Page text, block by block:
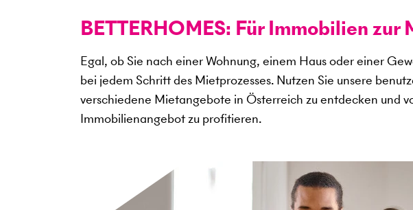
BETTERHOMES: Für Immobilien zur
Egal, ob Sie nach einer Wohnung, einem Haus oder einer
bei jedem Schritt des Mietprozesses. Nutzen Sie unsere
verschiedene Mietangebote in Österreich zu entdecken und
Immobilienangebot zu profitieren.